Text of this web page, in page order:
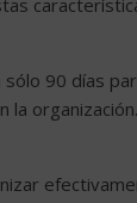
90 días